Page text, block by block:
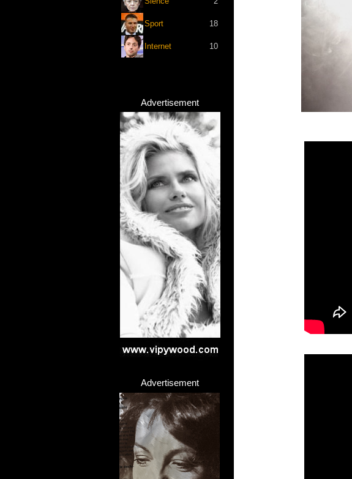
Sport 18
Internet 10
Advertisement
Advertisement